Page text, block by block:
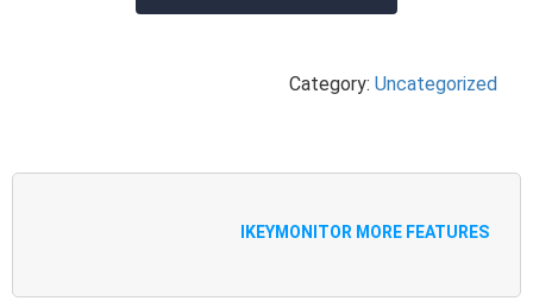
Category: Uncategorized
IKEYMONITOR MORE FEATURES